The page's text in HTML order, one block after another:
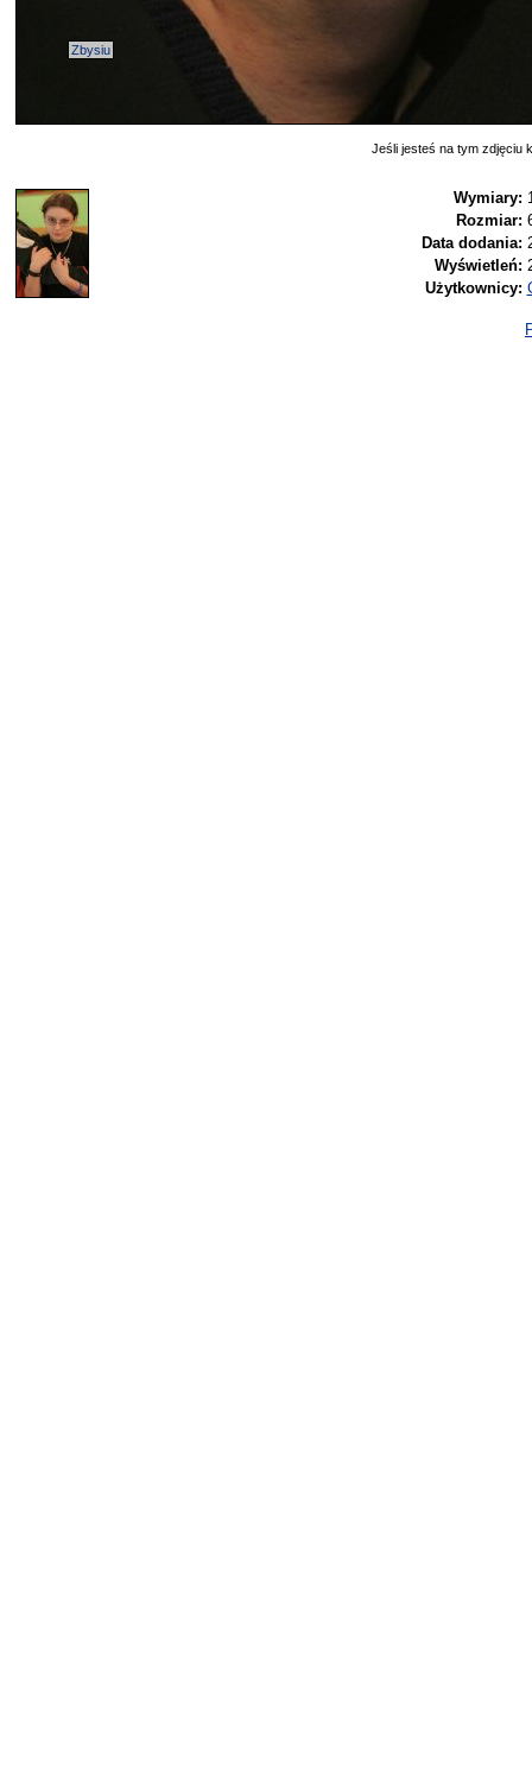
Zbysiu
Jeśli jesteś na tym zdjęciu
Wymiary:
Rozmiar:
Data dodania:
Wyświetleń:
Użytkownicy: